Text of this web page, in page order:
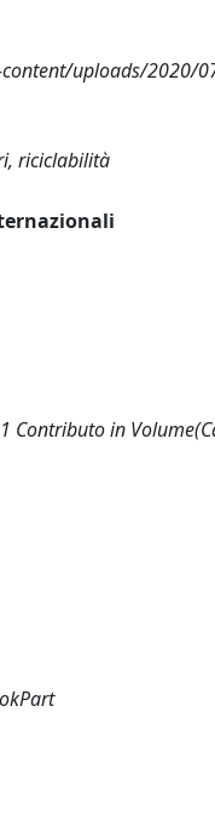
uploads/2020/
riciclabilità
Contributo in